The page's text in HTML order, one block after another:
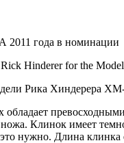
2011 года в номинации
Hinderer for the
Рика Хиндерера
обладает
Клинок имеет
нужно. Длина